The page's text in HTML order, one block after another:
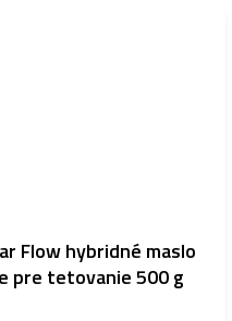
Flow hybridné maslo
pre tetovanie 500 g